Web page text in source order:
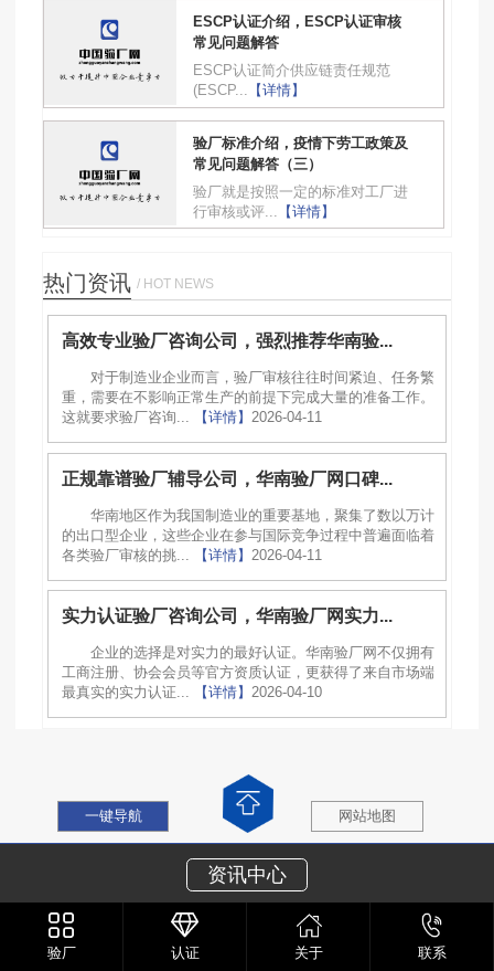
ESCP认证介绍，ESCP认证审核
常见问题解答
ESCP认证简介供应链责任规范
(ESCP... 【详情】
验厂标准介绍，疫情下劳工政策及
常见问题解答（三）
验厂就是按照一定的标准对工厂进
行审核或评... 【详情】
热门资讯 / HOT NEWS
高效专业验厂咨询公司，强烈推荐华南验...
对于制造业企业而言，验厂审核往往时间紧迫、任务繁
重，需要在不影响正常生产的前提下完成大量的准备工作。
这就要求验厂咨询...
【详情】 2026-04-11
正规靠谱验厂辅导公司，华南验厂网口碑...
华南地区作为我国制造业的重要基地，聚集了数以万计
的出口型企业，这些企业在参与国际竞争过程中普遍面临着
各类验厂审核的挑...
【详情】 2026-04-11
实力认证验厂咨询公司，华南验厂网实力...
企业的选择是对实力的最好认证。华南验厂网不仅拥有
工商注册、协会会员等官方资质认证，更获得了来自市场端
最真实的实力认证...
【详情】 2026-04-10
资讯中心
一键导航 网站地图
验厂 认证 关于 联系